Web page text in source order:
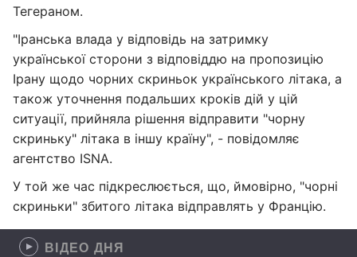
Тегераном.
"Іранська влада у відповідь на затримку
української сторони з відповіддю на пропозицію
Ірану щодо чорних скриньок українського літака, а
також уточнення подальших кроків дій у цій
ситуації, прийняла рішення відправити "чорну
скриньку" літака в іншу країну", - повідомляє
агентство ISNA.
У той же час підкреслюється, що, ймовірно, "чорні
скриньки" збитого літака відправлять у Францію.
ВІДЕО ДНЯ